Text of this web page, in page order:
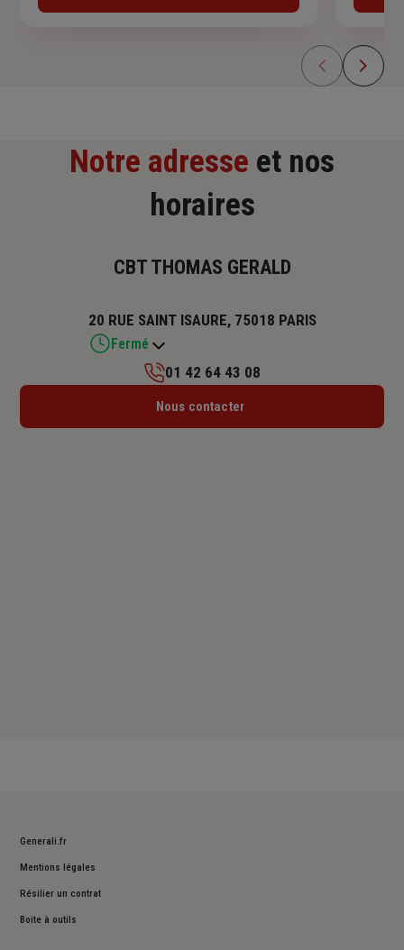
Notre adresse et nos
horaires
CBT THOMAS GERALD
20 RUE SAINT ISAURE, 75018 PARIS
Fermé
Lundi : 14h – 19h
01 42 64 43 08
Nous contacter
Generali.fr
Mentions légales
Résilier un contrat
Boite à outils